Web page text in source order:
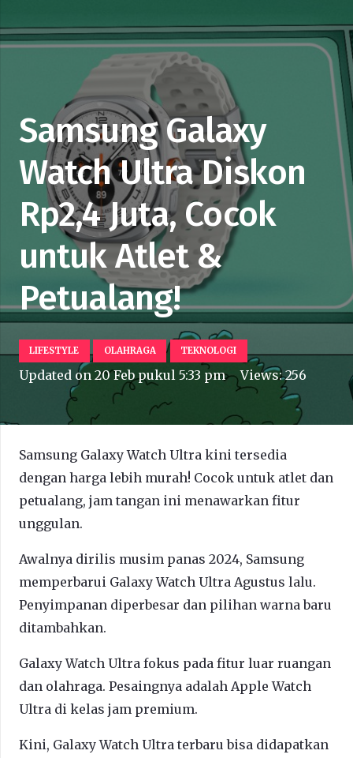
Samsung Galaxy
Watch Ultra Diskon
Rp2,4 Juta, Cocok
untuk Atlet &
Petualang!
LIFESTYLE OLAHRAGA TEKNOLOGI
Updated on 20 Feb pukul 5:33 pm Views:256
Samsung Galaxy Watch Ultra kini tersedia
dengan harga lebih murah! Cocok untuk atlet dan
petualang, jam tangan ini menawarkan fitur
unggulan.
Awalnya dirilis musim panas 2024, Samsung
memperbarui Galaxy Watch Ultra Agustus lalu.
Penyimpanan diperbesar dan pilihan warna baru
ditambahkan.
Galaxy Watch Ultra fokus pada fitur luar ruangan
dan olahraga. Pesaingnya adalah Apple Watch
Ultra di kelas jam premium.
Kini, Galaxy Watch Ultra terbaru bisa didapatkan